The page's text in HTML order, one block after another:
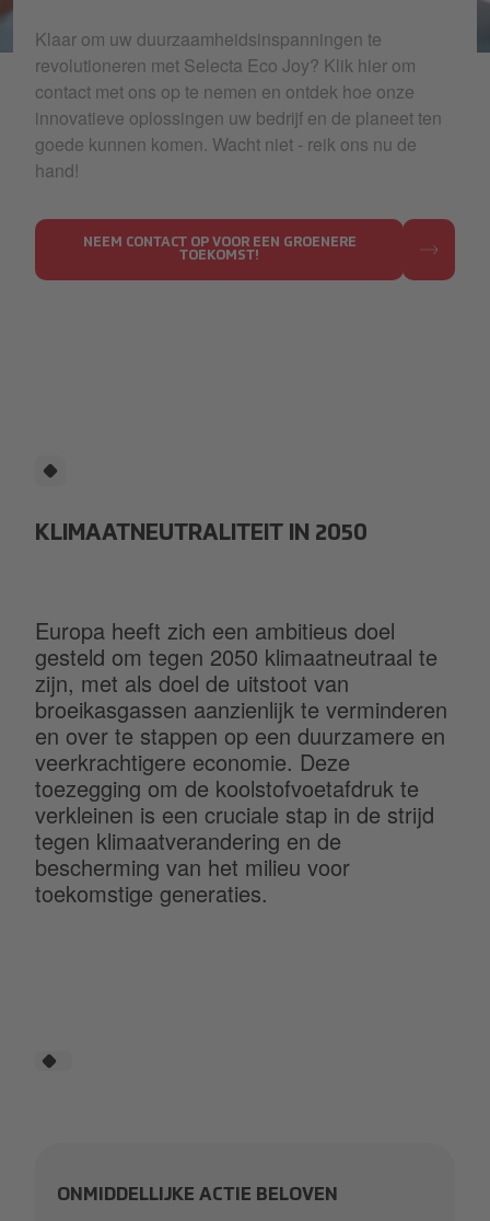
Selecta Eco Joy 1.jpg
Klaar om uw duurzaamheidsinspanningen te
revolutioneren met Selecta Eco Joy? Klik hier om
contact met ons op te nemen en ontdek hoe onze
innovatieve oplossingen uw bedrijf en de planeet ten
goede kunnen komen. Wacht niet - reik ons nu de
hand!
NEEM CONTACT OP VOOR EEN GROENERE
TOEKOMST!
KLIMAATNEUTRALITEIT IN 2050
Europa heeft zich een ambitieus doel
gesteld om tegen 2050 klimaatneutraal te
zijn, met als doel de uitstoot van
broeikasgassen aanzienlijk te verminderen
en over te stappen op een duurzamere en
veerkrachtigere economie. Deze
toezegging om de koolstofvoetafdruk te
verkleinen is een cruciale stap in de strijd
tegen klimaatverandering en de
bescherming van het milieu voor
toekomstige generaties.
ONMIDDELLIJKE ACTIE BELOVEN